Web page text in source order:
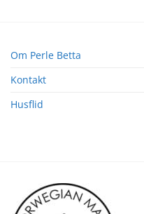
Om Perle Betta
Kontakt
Husflid